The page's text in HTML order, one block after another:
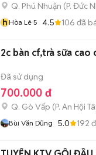
Q. Phú Nhuận (P. Đức
hHòa Lê 5 4.5 106 đã
2c bàn cf,trà sữa cao
Đã sử dụng
700.000 đ
Q. Gò Vấp (P. An Hội
Bùi Văn Dũng 5.0 192